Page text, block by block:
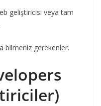
geliştiricisi veya tam
bilmeniz gerekenler.